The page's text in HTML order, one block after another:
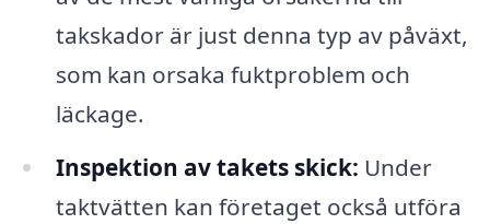
takskador är just denna typ av påväxt,
som kan orsaka fuktproblem och
läckage.
Inspektion av takets skick: Under
taktvätten kan företaget också utföra